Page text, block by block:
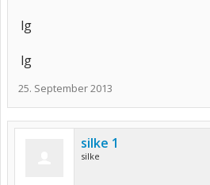
lg
lg
25. September 2013
silke 1
silke